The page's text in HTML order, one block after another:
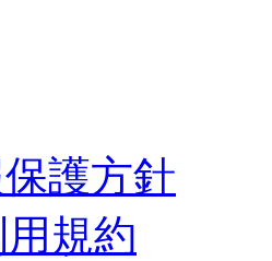
護方針
規約